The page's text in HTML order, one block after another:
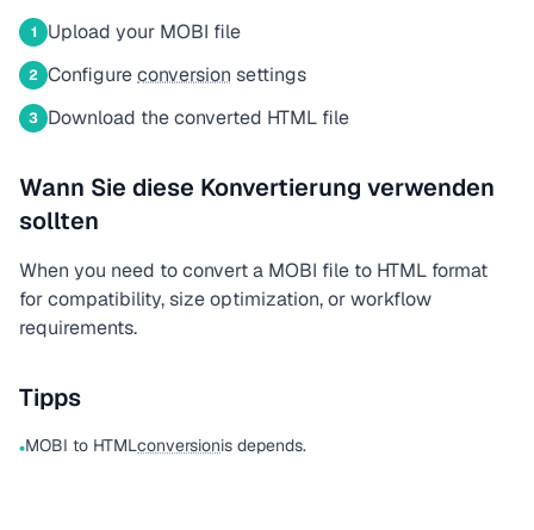
1 Upload your MOBI file
2 Configureconversion settings
3 Download the converted HTML file
Wann Sie diese Konvertierung verwenden
sollten
When you need to convert a MOBI file to HTML format
for compatibility, size optimization, or workflow
requirements.
Tipps
•MOBI to HTMLconversionis depends.